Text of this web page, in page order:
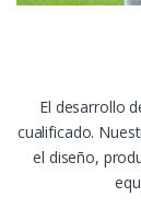
El desarrollo
cualificado.
el diseño,